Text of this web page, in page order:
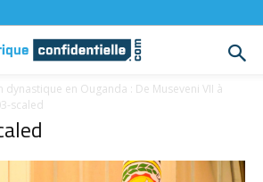
dynastique en Ouganda : De Museveni VII à
scaled